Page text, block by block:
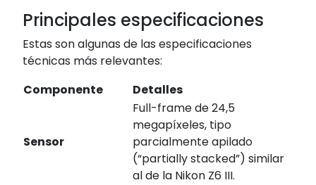
Principales especificaciones
Estas son algunas de las especificaciones
técnicas más relevantes:
Componente
Detalles
Sensor
Full-frame de 24,5
megapíxeles, tipo
parcialmente apilado
(“partially stacked”) similar
al de la Nikon Z6 III.